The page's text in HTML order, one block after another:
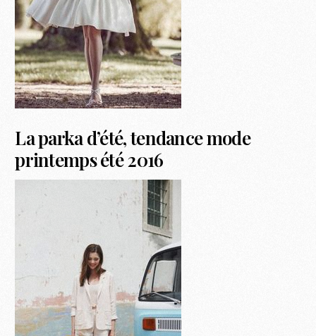
La parka d’été, tendance mode
printemps été 2016